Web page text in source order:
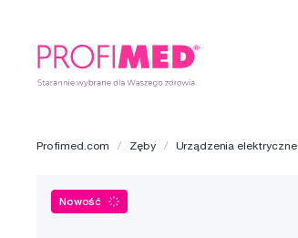
Profimed.com Zęby Urządzenia elektryczne
Nowość